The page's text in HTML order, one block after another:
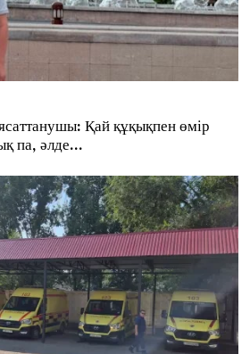
Қай құқықпен өмір
па, әлде…